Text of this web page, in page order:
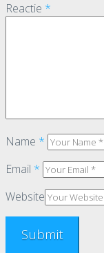
Reactie *
Name *
Email *
Website